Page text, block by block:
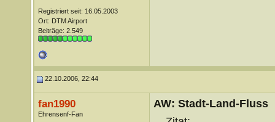
Registriert seit: 16.05.2003
Ort: DTM Airport
Beiträge: 2.549
22.10.2006, 22:44
fan1990
Ehrensenf-Fan
AW: Stadt-Land-Fluss